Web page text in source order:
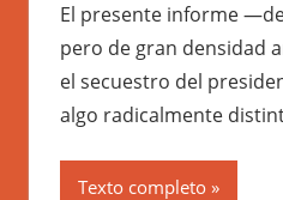
El presente informe
pero de gran densidad
el secuestro del
algo radicalmente
Texto completo